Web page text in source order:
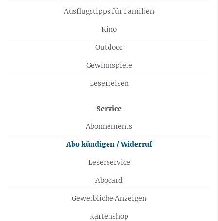
Ausflugstipps für Familien
Kino
Outdoor
Gewinnspiele
Leserreisen
Service
Abonnements
Abo kündigen / Widerruf
Leserservice
Abocard
Gewerbliche Anzeigen
Kartenshop